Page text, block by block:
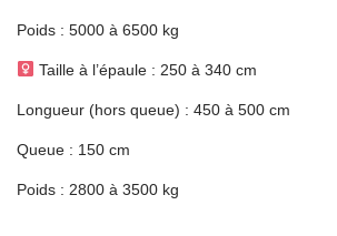
Poids : 5000 à 6500 kg
Taille à l’épaule : 250 à 340 cm
Longueur (hors queue) : 450 à 500 cm
Queue : 150 cm
Poids : 2800 à 3500 kg